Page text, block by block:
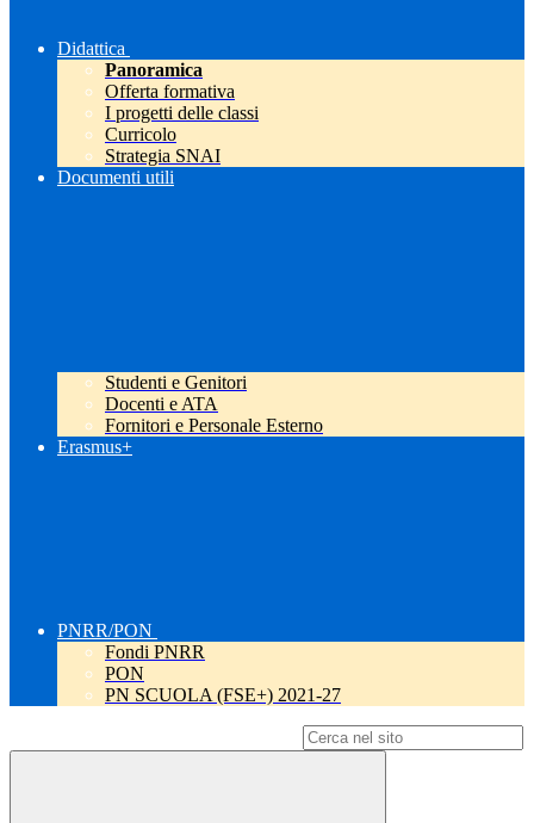
Didattica
Panoramica
Offerta formativa
I progetti delle classi
Curricolo
Strategia SNAI
Documenti utili
Studenti e Genitori
Docenti e ATA
Fornitori e Personale Esterno
Erasmus+
PNRR/PON
Fondi PNRR
PON
PN SCUOLA (FSE+) 2021-27